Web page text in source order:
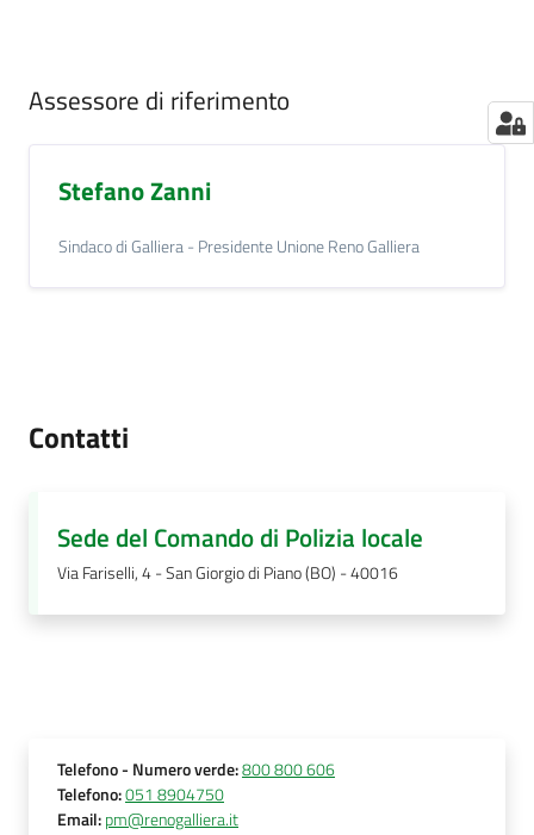
Assessore di riferimento
Stefano Zanni
Sindaco di Galliera - Presidente Unione Reno Galliera
Contatti
Sede del Comando di Polizia locale
Via Fariselli, 4 - San Giorgio di Piano (BO) - 40016
Telefono- Numero verde:800 800 606
Telefono:051 8904750
Email:pm@renogalliera.it